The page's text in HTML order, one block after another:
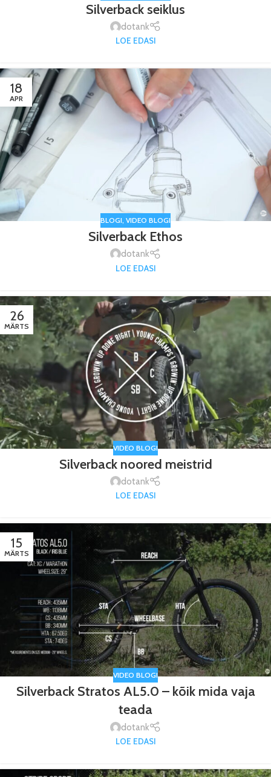
Silverback seiklus
dotank
LOE EDASI
18
APR
BLOGI, VIDEO BLOGI
Silverback Ethos
dotank
LOE EDASI
26
MÄRTS
VIDEO BLOGI
Silverback noored meistrid
dotank
LOE EDASI
15
MÄRTS
VIDEO BLOGI
Silverback Stratos AL5.0 – kõik mida vaja
teada
dotank
LOE EDASI